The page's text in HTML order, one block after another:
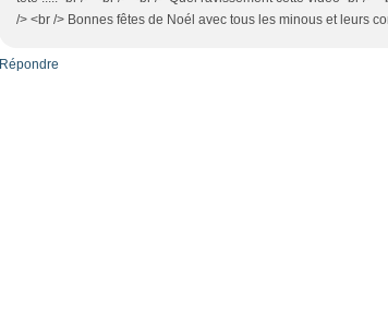
/> <br /> Bonnes fêtes de Noél avec tous les minous et leurs
Répondre